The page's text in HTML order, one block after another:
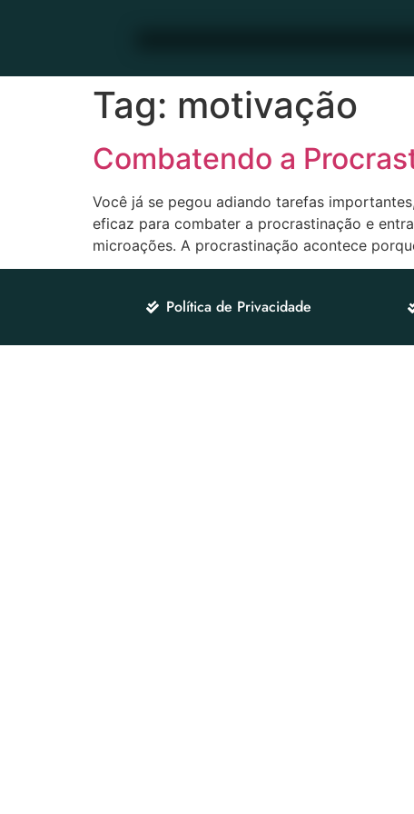
Tag: motivação
Combatendo a
Você já se pegou adiando tarefas
eficaz para combater a procrastinação e
microações. A procrastinação acontece
Política de Privacidade